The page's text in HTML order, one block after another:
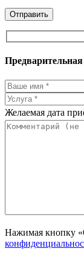
Предварительная
Желаемая дата
Нажимая кнопку